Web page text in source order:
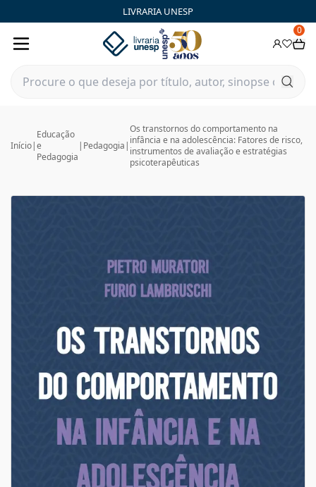
LIVRARIA UNESP
0
Início|
Educação
e
Pedagogia
| Pedagogia |
Os transtornos do comportamento na
infância e na adolescência: Fatores de risco,
instrumentos de avaliação e estratégias
psicoterapêuticas